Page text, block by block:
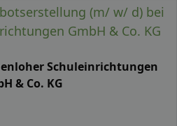
(m/ w/ d) bei
GmbH & Co. KG
Schuleinrichtungen
& Co. KG